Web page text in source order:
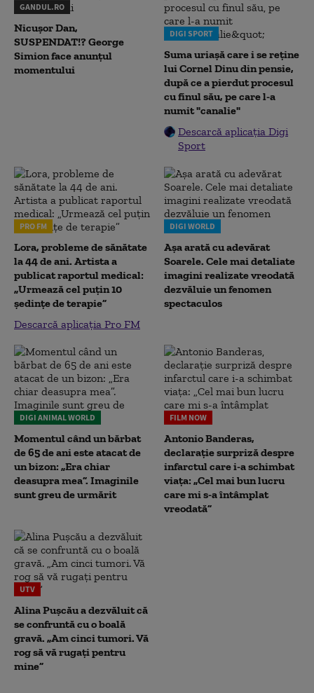
GANDUL.RO
Nicușor Dan,
SUSPENDAT!? George
Simion face anunțul
momentului
DIGI SPORT
Suma uriașă care i se reține
lui Cornel Dinu din pensie,
după ce a pierdut procesul
cu finul său, pe care l-a
numit "canalie"
Descarcă aplicația Digi
Sport
PRO FM
Lora, probleme de sănătate
la 44 de ani. Artista a
publicat raportul medical:
„Urmează cel puțin 10
ședințe de terapie”
Descarcă aplicația Pro FM
DIGI WORLD
Așa arată cu adevărat
Soarele. Cele mai detaliate
imagini realizate vreodată
dezvăluie un fenomen
spectaculos
DIGI ANIMAL WORLD
Momentul când un bărbat
de 65 de ani este atacat de
un bizon: „Era chiar
deasupra mea”. Imaginile
sunt greu de urmărit
FILM NOW
Antonio Banderas,
declarație surpriză despre
infarctul care i-a schimbat
viața: „Cel mai bun lucru
care mi s-a întâmplat
vreodată”
UTV
Alina Pușcău a dezvăluit că
se confruntă cu o boală
gravă. „Am cinci tumori. Vă
rog să vă rugați pentru
mine”